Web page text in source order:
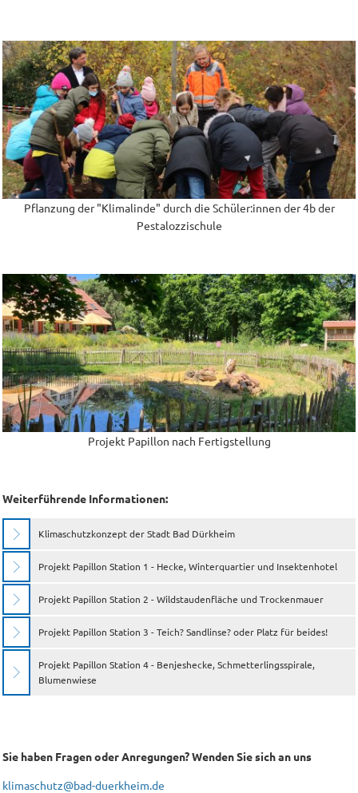
Pflanzung der "Klimalinde" durch die Schüler:innen der 4b der
Pestalozzischule
Projekt Papillon nach Fertigstellung
Weiterführende Informationen:
Klimaschutzkonzept der Stadt Bad Dürkheim
Projekt Papillon Station 1 - Hecke, Winterquartier und Insektenhotel
Projekt Papillon Station 2 - Wildstaudenfläche und Trockenmauer
Projekt Papillon Station 3 - Teich? Sandlinse? oder Platz für beides!
Projekt Papillon Station 4 - Benjeshecke, Schmetterlingsspirale,
Blumenwiese
Sie haben Fragen oder Anregungen? Wenden Sie sich an uns
klimaschutz@bad-duerkheim.de